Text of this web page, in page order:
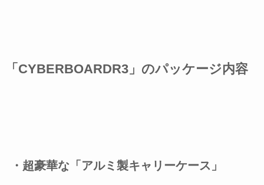
「CYBERBOARDR3」のパッケージ内容
・超豪華な「アルミ製キャリーケース」